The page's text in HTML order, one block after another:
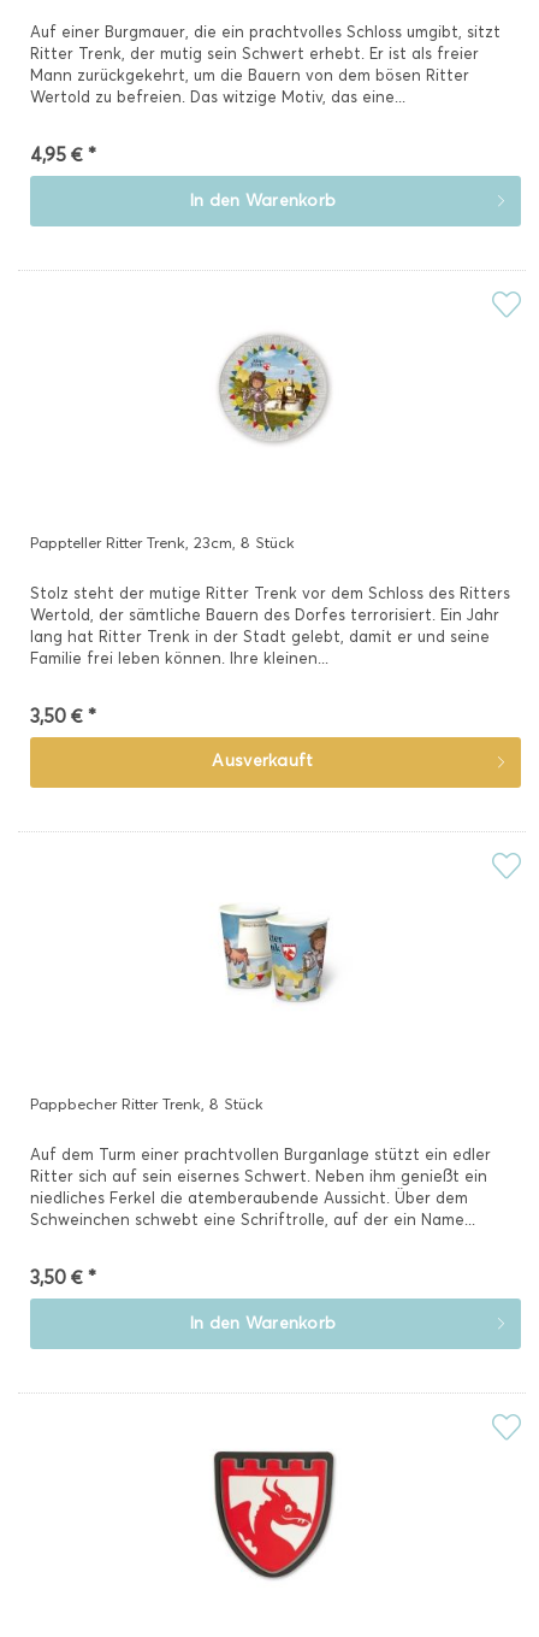
Auf einer Burgmauer, die ein prachtvolles Schloss umgibt, sitzt
Ritter Trenk, der mutig sein Schwert erhebt. Er ist als freier
Mann zurückgekehrt, um die Bauern von dem bösen Ritter
Wertold zu befreien. Das witzige Motiv, das eine...
4,95 € *
In den Warenkorb
Pappteller Ritter Trenk, 23cm, 8 Stück
Stolz steht der mutige Ritter Trenk vor dem Schloss des Ritters
Wertold, der sämtliche Bauern des Dorfes terrorisiert. Ein Jahr
lang hat Ritter Trenk in der Stadt gelebt, damit er und seine
Familie frei leben können. Ihre kleinen...
3,50 € *
Ausverkauft
Pappbecher Ritter Trenk, 8 Stück
Auf dem Turm einer prachtvollen Burganlage stützt ein edler
Ritter sich auf sein eisernes Schwert. Neben ihm genießt ein
niedliches Ferkel die atemberaubende Aussicht. Über dem
Schweinchen schwebt eine Schriftrolle, auf der ein Name...
3,50 € *
In den Warenkorb